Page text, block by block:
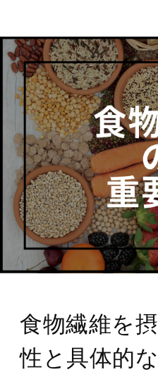
食物繊維を
性と具体的